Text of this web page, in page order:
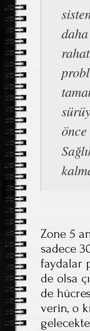
Zone 5
sadece
faydalar
de olsa
de
verin, o